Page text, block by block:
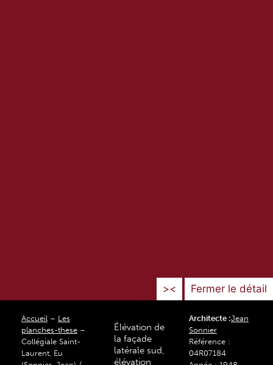
>< Fermer le détail
Accueil – Les
planches-these –
Collégiale Saint-
Laurent, Eu
Élévation de
la façade
latérale sud,
élévation
Architecte :Jean
Sonnier
Référence :
04R07184